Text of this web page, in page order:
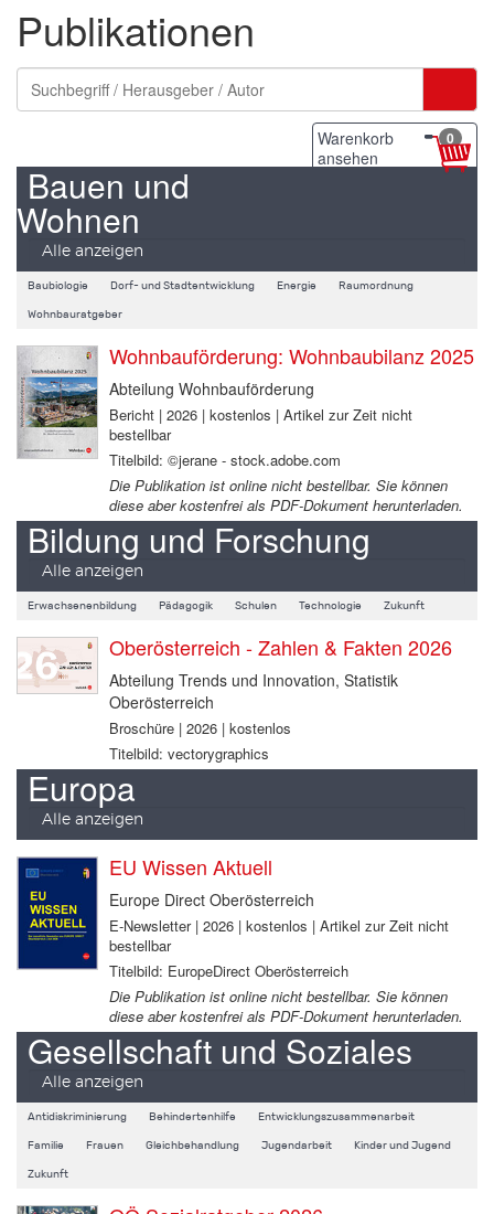
Publikationen
Warenkorb
ansehen
0
Bauen und
Wohnen
Alle anzeigen
Baubiologie Dorf- und Stadtentwicklung Energie Raumordnung
Wohnbauratgeber
Wohnbauförderung: Wohnbaubilanz 2025
Abteilung Wohnbauförderung
Bericht | 2026 | kostenlos | Artikel zur Zeit nicht
bestellbar
Titelbild: ©jerane - stock.adobe.com
Die Publikation ist online nicht bestellbar. Sie können
diese aber kostenfrei als PDF-Dokument herunterladen.
Bildung und Forschung
Alle anzeigen
Erwachsenenbildung Pädagogik Schulen Technologie Zukunft
Oberösterreich - Zahlen & Fakten 2026
Abteilung Trends und Innovation, Statistik
Oberösterreich
Broschüre | 2026 | kostenlos
Titelbild: vectorygraphics
Europa
Alle anzeigen
EU Wissen Aktuell
Europe Direct Oberösterreich
E-Newsletter | 2026 | kostenlos | Artikel zur Zeit nicht
bestellbar
Titelbild: EuropeDirect Oberösterreich
Die Publikation ist online nicht bestellbar. Sie können
diese aber kostenfrei als PDF-Dokument herunterladen.
Gesellschaft und Soziales
Alle anzeigen
Antidiskriminierung Behindertenhilfe Entwicklungszusammenarbeit
Familie Frauen Gleichbehandlung Jugendarbeit Kinder und Jugend
Zukunft